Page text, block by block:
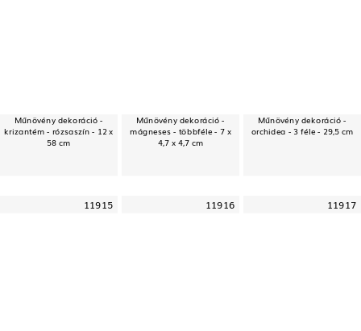
Műnövény dekoráció -
krizantém - rózsaszín - 12 x
58 cm
Műnövény dekoráció -
mágneses - többféle - 7 x
4,7 x 4,7 cm
Műnövény dekoráció -
orchidea - 3 féle - 29,5 cm
11915 11916 11917